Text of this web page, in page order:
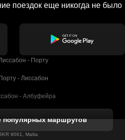
поездок еще никогда не было
- Порту
- Лиссабон
- Албуфейра
- Лагос
популярных маршрутов
9061, Malta